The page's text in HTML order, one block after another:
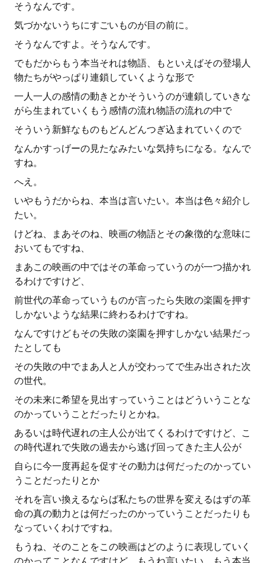
そうなんです。
気づかないうちにすごいものが目の前に。
そうなんですよ。そうなんです。
でもだからもう本当それは物語、もといえばその登場人
物たちがやっぱり連鎖していくような形で
一人一人の感情の動きとかそういうのが連鎖していきな
がら生まれていくもう感情の流れ物語の流れの中で
そういう新鮮なものもどんどんつぎ込まれていくので
なんかすっげーの見たなみたいな気持ちになる。なんで
すね。
へえ。
いやもうだからね、本当は言いたい。本当は色々紹介し
たい。
けどね、まあそのね、映画の物語とその象徴的な意味に
おいてもですね、
まあこの映画の中ではその革命っていうのが一つ描かれ
るわけですけど、
前世代の革命っていうものが言ったら失敗の楽園を押す
しかないような結果に終わるわけですね。
なんですけどもその失敗の楽園を押すしかない結果だっ
たとしても
その失敗の中でまあ人と人が交わってで生み出された次
の世代。
その未来に希望を見出すっていうことはどういうことな
のかっていうことだったりとかね。
あるいは時代遅れの主人公が出てくるわけですけど、こ
の時代遅れで失敗の過去から逃げ回ってきた主人公が
自らに今一度再起を促すその動力は何だったのかってい
うことだったりとか
それを言い換えるならば私たちの世界を変えるはずの革
命の真の動力とは何だったのかっていうことだったりも
なっていくわけですね。
もうね、そのことをこの映画はどのように表現していく